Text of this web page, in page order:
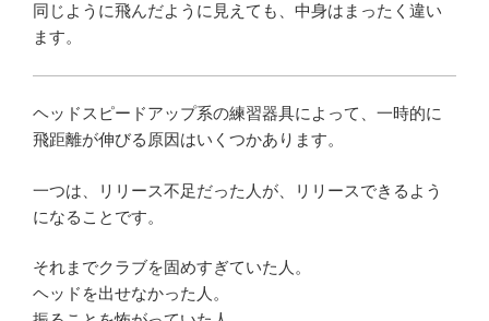
同じように飛んだように見えても、中身はまったく違い
ます。
ヘッドスピードアップ系の練習器具によって、一時的に
飛距離が伸びる原因はいくつかあります。
一つは、リリース不足だった人が、リリースできるよう
になることです。
それまでクラブを固めすぎていた人。
ヘッドを出せなかった人。